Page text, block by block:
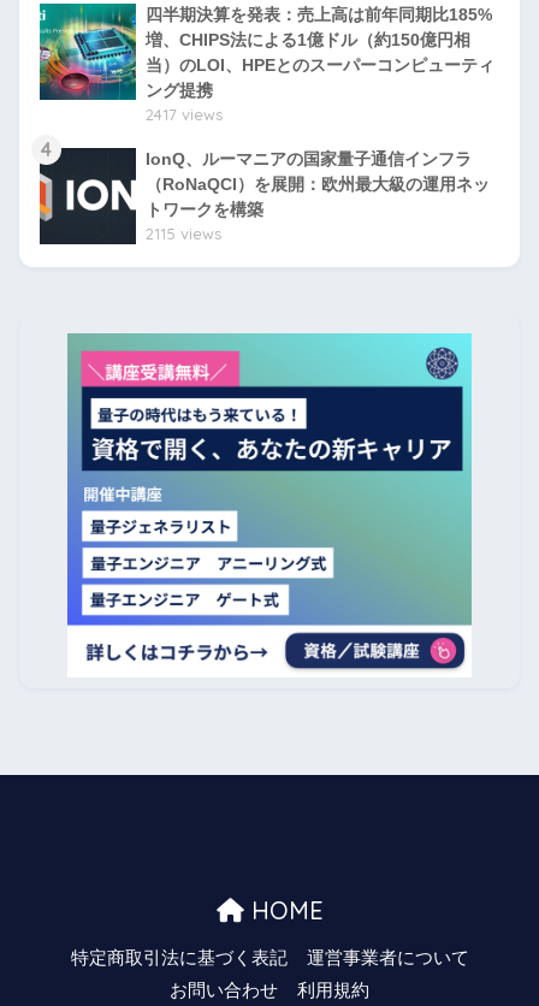
四半期決算を発表：売上高は前年同期比185%
増、CHIPS法による1億ドル（約150億円相
当）のLOI、HPEとのスーパーコンピューティ
ング提携
2417 views
4
IonQ、ルーマニアの国家量子通信インフラ
（RoNaQCI）を展開：欧州最大級の運用ネッ
トワークを構築
2115 views
HOME
特定商取引法に基づく表記
運営事業者について
お問い合わせ
利用規約